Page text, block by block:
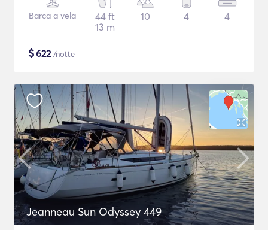
Barca a vela
44 ft
13 m
10 4 4
$622/notte
Jeanneau Sun Odyssey 449